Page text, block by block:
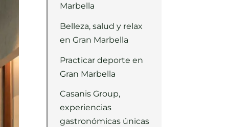
Marbella
Belleza, salud y relax
en Gran Marbella
Practicar deporte en
Gran Marbella
Casanis Group,
experiencias
gastronómicas únicas